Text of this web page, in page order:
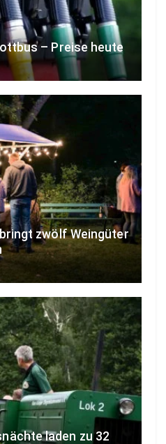
– Preise heute
zwölf Weingüter
laden zu 32